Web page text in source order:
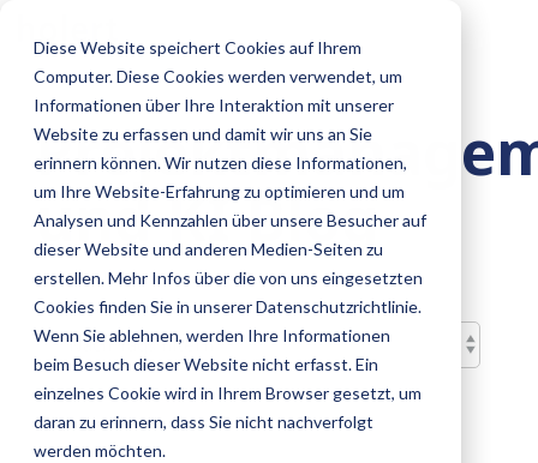
Diese Website speichert Cookies auf Ihrem
Computer. Diese Cookies werden verwendet, um
Informationen über Ihre Interaktion mit unserer
Website zu erfassen und damit wir uns an Sie
erinnern können. Wir nutzen diese Informationen,
um Ihre Website-Erfahrung zu optimieren und um
Analysen und Kennzahlen über unsere Besucher auf
dieser Website und anderen Medien-Seiten zu
erstellen. Mehr Infos über die von uns eingesetzten
Cookies finden Sie in unserer Datenschutzrichtlinie.
Wenn Sie ablehnen, werden Ihre Informationen
beim Besuch dieser Website nicht erfasst. Ein
einzelnes Cookie wird in Ihrem Browser gesetzt, um
daran zu erinnern, dass Sie nicht nachverfolgt
werden möchten.
the
main
content.
und KI Blog